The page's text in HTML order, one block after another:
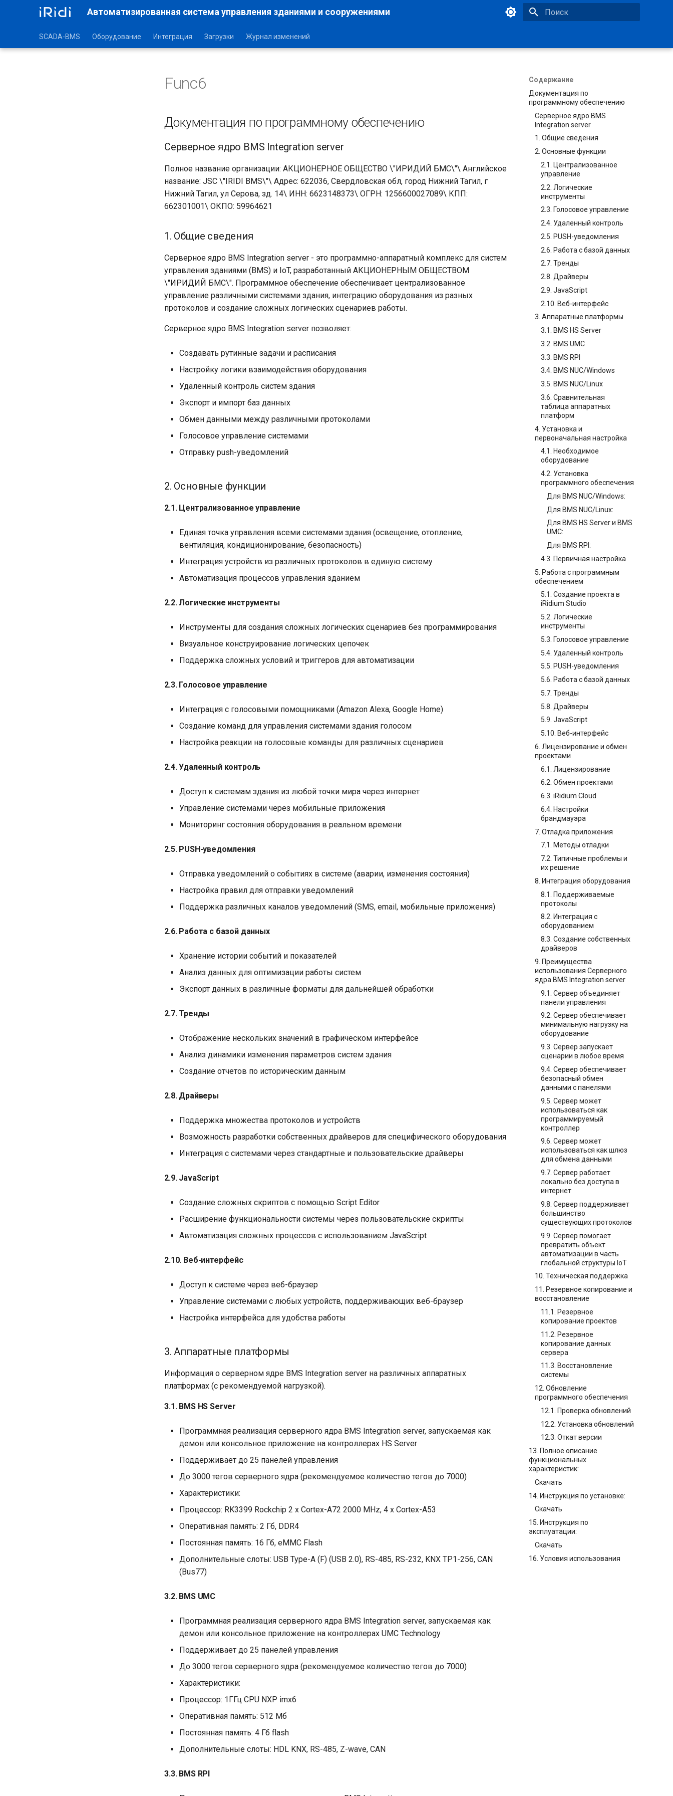
Автоматизированная система управления зданиями и сооружениями
SCADA-BMS Оборудование Интеграция Загрузки Журнал изменений
Содержание
Документация по
программному обеспечению
Серверное ядро BMS
Integration server
1. Общие сведения
2. Основные функции
2.1. Централизованное
управление
2.2. Логические
инструменты
2.3. Голосовое управление
2.4. Удаленный контроль
2.5. PUSH-уведомления
2.6. Работа с базой данных
2.7. Тренды
2.8. Драйверы
2.9. JavaScript
2.10. Веб-интерфейс
3. Аппаратные платформы
3.1. BMS HS Server
3.2. BMS UMC
3.3. BMS RPI
3.4. BMS NUC/Windows
3.5. BMS NUC/Linux
3.6. Сравнительная
таблица аппаратных
платформ
4. Установка и
первоначальная настройка
4.1. Необходимое
оборудование
4.2. Установка
программного обеспечения
Для BMS NUC/Windows:
Для BMS NUC/Linux:
Для BMS HS Server и BMS
UMC:
Для BMS RPI:
4.3. Первичная настройка
5. Работа с программным
обеспечением
5.1. Создание проекта в
iRidium Studio
5.2. Логические
инструменты
5.3. Голосовое управление
5.4. Удаленный контроль
5.5. PUSH-уведомления
5.6. Работа с базой данных
5.7. Тренды
5.8. Драйверы
5.9. JavaScript
5.10. Веб-интерфейс
6. Лицензирование и обмен
проектами
6.1. Лицензирование
6.2. Обмен проектами
6.3. iRidium Cloud
6.4. Настройки
брандмауэра
7. Отладка приложения
7.1. Методы отладки
7.2. Типичные проблемы и
их решение
8. Интеграция оборудования
8.1. Поддерживаемые
протоколы
8.2. Интеграция с
оборудованием
8.3. Создание собственных
драйверов
9. Преимущества
использования Серверного
ядра BMS Integration server
9.1. Сервер объединяет
панели управления
9.2. Сервер обеспечивает
минимальную нагрузку на
оборудование
9.3. Сервер запускает
сценарии в любое время
9.4. Сервер обеспечивает
безопасный обмен
данными с панелями
9.5. Сервер может
использоваться как
программируемый
контроллер
9.6. Сервер может
использоваться как шлюз
для обмена данными
9.7. Сервер работает
локально без доступа в
интернет
9.8. Сервер поддерживает
большинство
существующих протоколов
9.9. Сервер помогает
превратить объект
автоматизации в часть
глобальной структуры IoT
10. Техническая поддержка
11. Резервное копирование и
восстановление
11.1. Резервное
копирование проектов
11.2. Резервное
копирование данных
сервера
11.3. Восстановление
системы
12. Обновление
программного обеспечения
12.1. Проверка обновлений
12.2. Установка обновлений
12.3. Откат версии
13. Полное описание
функциональных
характеристик:
Скачать
14. Инструкция по установке:
Скачать
15. Инструкция по
эксплуатации:
Скачать
16. Условия использования
Func6
Документация по программному обеспечению
Серверное ядро BMS Integration server
Полное название организации: АКЦИОНЕРНОЕ ОБЩЕСТВО \"ИРИДИЙ БМС\"\ Английское
название: JSC \"IRIDI BMS\"\ Адрес: 622036, Свердловская обл, город Нижний Тагил, г
Нижний Тагил, ул Серова, зд. 14\ ИНН: 6623148373\ ОГРН: 1256600027089\ КПП:
662301001\ ОКПО: 59964621
1. Общие сведения
Серверное ядро BMS Integration server - это программно-аппаратный комплекс для систем
управления зданиями (BMS) и IoT, разработанный АКЦИОНЕРНЫМ ОБЩЕСТВОМ
\"ИРИДИЙ БМС\". Программное обеспечение обеспечивает централизованное
управление различными системами здания, интеграцию оборудования из разных
протоколов и создание сложных логических сценариев работы.
Серверное ядро BMS Integration server позволяет:
Создавать рутинные задачи и расписания
Настройку логики взаимодействия оборудования
Удаленный контроль систем здания
Экспорт и импорт баз данных
Обмен данными между различными протоколами
Голосовое управление системами
Отправку push-уведомлений
2. Основные функции
2.1. Централизованное управление
Единая точка управления всеми системами здания (освещение, отопление,
вентиляция, кондиционирование, безопасность)
Интеграция устройств из различных протоколов в единую систему
Автоматизация процессов управления зданием
2.2. Логические инструменты
Инструменты для создания сложных логических сценариев без программирования
Визуальное конструирование логических цепочек
Поддержка сложных условий и триггеров для автоматизации
2.3. Голосовое управление
Интеграция с голосовыми помощниками (Amazon Alexa, Google Home)
Создание команд для управления системами здания голосом
Настройка реакции на голосовые команды для различных сценариев
2.4. Удаленный контроль
Доступ к системам здания из любой точки мира через интернет
Управление системами через мобильные приложения
Мониторинг состояния оборудования в реальном времени
2.5. PUSH-уведомления
Отправка уведомлений о событиях в системе (аварии, изменения состояния)
Настройка правил для отправки уведомлений
Поддержка различных каналов уведомлений (SMS, email, мобильные приложения)
2.6. Работа с базой данных
Хранение истории событий и показателей
Анализ данных для оптимизации работы систем
Экспорт данных в различные форматы для дальнейшей обработки
2.7. Тренды
Отображение нескольких значений в графическом интерфейсе
Анализ динамики изменения параметров систем здания
Создание отчетов по историческим данным
2.8. Драйверы
Поддержка множества протоколов и устройств
Возможность разработки собственных драйверов для специфического оборудования
Интеграция с системами через стандартные и пользовательские драйверы
2.9. JavaScript
Создание сложных скриптов с помощью Script Editor
Расширение функциональности системы через пользовательские скрипты
Автоматизация сложных процессов с использованием JavaScript
2.10. Веб-интерфейс
Доступ к системе через веб-браузер
Управление системами с любых устройств, поддерживающих веб-браузер
Настройка интерфейса для удобства работы
3. Аппаратные платформы
Информация о серверном ядре BMS Integration server на различных аппаратных
платформах (с рекомендуемой нагрузкой).
3.1. BMS HS Server
Программная реализация серверного ядра BMS Integration server, запускаемая как
демон или консольное приложение на контроллерах HS Server
Поддерживает до 25 панелей управления
До 3000 тегов серверного ядра (рекомендуемое количество тегов до 7000)
Характеристики:
Процессор: RK3399 Rockchip 2 x Cortex-A72 2000 MHz, 4 x Cortex-A53
Оперативная память: 2 Гб, DDR4
Постоянная память: 16 Гб, eMMC Flash
Дополнительные слоты: USB Type-A (F) (USB 2.0), RS-485, RS-232, KNX TP1-256, CAN
(Bus77)
3.2. BMS UMC
Программная реализация серверного ядра BMS Integration server, запускаемая как
демон или консольное приложение на контроллерах UMC Technology
Поддерживает до 25 панелей управления
До 3000 тегов серверного ядра (рекомендуемое количество тегов до 7000)
Характеристики:
Процессор: 1ГГц CPU NXP imx6
Оперативная память: 512 Мб
Постоянная память: 4 Гб flash
Дополнительные слоты: HDL KNX, RS-485, Z-wave, CAN
3.3. BMS RPI